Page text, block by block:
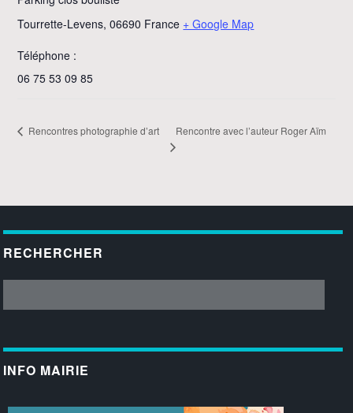
Tourrette-Levens, 06690 France + Google Map
Téléphone :
06 75 53 09 85
Rencontres photographie d’art Rencontre avec l’auteur Roger Aïm
RECHERCHER
INFO MAIRIE